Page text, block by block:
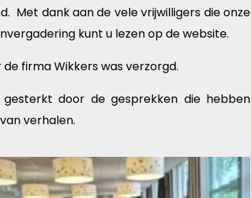
Met dank aan de vele vrijwilligers die onze
kunt u lezen op de website.
firma Wikkers was verzorgd.
door de gesprekken die hebben
verhalen.